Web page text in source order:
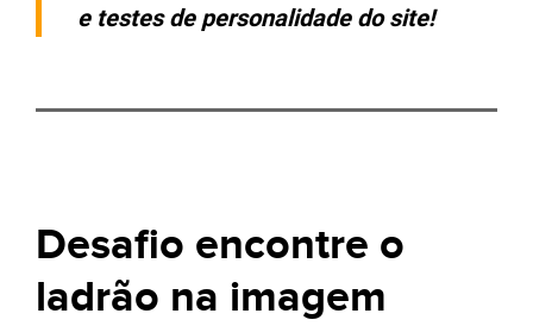
e testes de personalidade do site!
Desafio encontre o
ladrão na imagem